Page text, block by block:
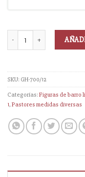
SKU: GH-700/12
Categorías:Figuras de barro
1,Pastores medidas diversas